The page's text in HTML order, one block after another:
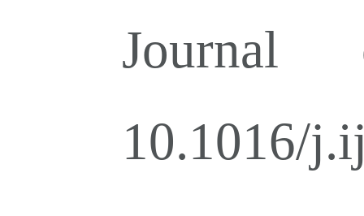
Journal
10.1016/